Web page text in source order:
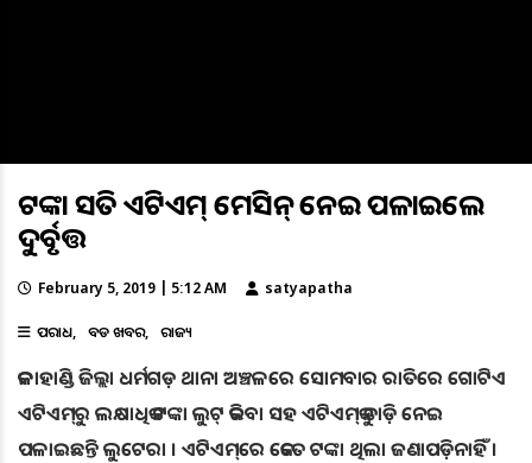
ଟଙ୍କା ସହିତ ଏଟିଏମ୍‌ ମେସିନ୍‌ ନେଇ ପଳାଇଲେ
ଦୁର୍ବୃତ୍ତ
February 5, 2019 | 5:12 AM satyapatha
ଅପରାଧ ବଡ ଖବର ରାଜ୍ୟ
କଳାହାଣ୍ଡି ଜିଲ୍ଲା ଧର୍ମଗଡ଼ ଥାନା ଅଞ୍ଚଳରେ ସୋମବାର ରାତିରେ ଗୋଟିଏ
ଏଟିଏମ୍‌ରୁ ଲକ୍ଷାଧିକ ଟଙ୍କା ଲୁଟ୍‌ କରିବା ସହ ଏଟିଏମ୍‌କୁ ତାଡ଼ି ନେଇ
ପଳାଇଛନ୍ତି ଲୁଟେରା । ଏଟିଏମ୍‌ରେ କେତେ ଟଙ୍କା ଥିଲା ଜଣାପଡ଼ିନାହିଁ ।